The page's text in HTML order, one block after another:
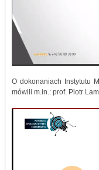
O dokonaniach Instytutu
mówili m.in.: prof. Piotr